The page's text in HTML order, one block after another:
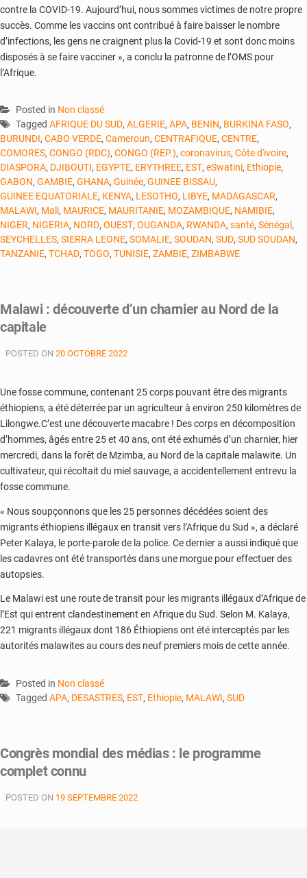
contre la COVID-19. Aujourd’hui, nous sommes victimes de notre propre
succès. Comme les vaccins ont contribué à faire baisser le nombre
d’infections, les gens ne craignent plus la Covid-19 et sont donc moins
disposés à se faire vacciner », a conclu la patronne de l’OMS pour
l’Afrique.
Posted in Non classé
Tagged AFRIQUE DU SUD, ALGERIE, APA, BENIN, BURKINA FASO,
BURUNDI, CABO VERDE, Cameroun, CENTRAFIQUE, CENTRE,
COMORES, CONGO (RDC), CONGO (REP.), coronavirus, Côte d'ivoire,
DIASPORA, DJIBOUTI, EGYPTE, ERYTHREE, EST, eSwatini, Ethiopie,
GABON, GAMBIE, GHANA, Guinée, GUINEE BISSAU,
GUINEE EQUATORIALE, KENYA, LESOTHO, LIBYE, MADAGASCAR,
MALAWI, Mali, MAURICE, MAURITANIE, MOZAMBIQUE, NAMIBIE,
NIGER, NIGERIA, NORD, OUEST, OUGANDA, RWANDA, santé, Sénégal ,
SEYCHELLES, SIERRA LEONE, SOMALIE, SOUDAN, SUD, SUD SOUDAN,
TANZANIE, TCHAD, TOGO, TUNISIE, ZAMBIE, ZIMBABWE
Malawi : découverte d’un charnier au Nord de la
capitale
POSTED ON 20 OCTOBRE 2022
Une fosse commune, contenant 25 corps pouvant être des migrants
éthiopiens, a été déterrée par un agriculteur à environ 250 kilomètres de
Lilongwe.C’est une découverte macabre ! Des corps en décomposition
d’hommes, âgés entre 25 et 40 ans, ont été exhumés d’un charnier, hier
mercredi, dans la forêt de Mzimba, au Nord de la capitale malawite. Un
cultivateur, qui récoltait du miel sauvage, a accidentellement entrevu la
fosse commune.
« Nous soupçonnons que les 25 personnes décédées soient des
migrants éthiopiens illégaux en transit vers l’Afrique du Sud », a déclaré
Peter Kalaya, le porte-parole de la police. Ce dernier a aussi indiqué que
les cadavres ont été transportés dans une morgue pour effectuer des
autopsies.
Le Malawi est une route de transit pour les migrants illégaux d’Afrique de
l’Est qui entrent clandestinement en Afrique du Sud. Selon M. Kalaya,
221 migrants illégaux dont 186 Éthiopiens ont été interceptés par les
autorités malawites au cours des neuf premiers mois de cette année.
Posted in Non classé
Tagged APA, DESASTRES, EST, Ethiopie, MALAWI, SUD
Congrès mondial des médias : le programme
complet connu
POSTED ON 19 SEPTEMBRE 2022